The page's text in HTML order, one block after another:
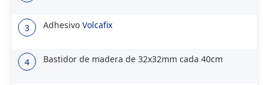
3 Adhesivo Volcafix
4 Bastidor de madera de 32x32mm cada 40cm